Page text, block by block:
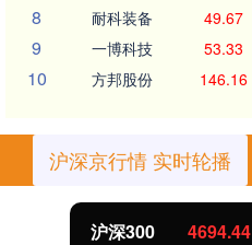
8 耐科装备 49.67
9 一博科技 53.33
10 方邦股份 146.16
沪深京行情 实时轮播
沪深300 4694.44